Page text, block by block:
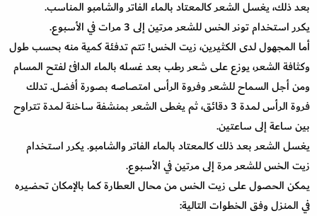
بعد ذلك، يغسل الشعر كالمعتاد بالماء الفاتر والشامبو المناسب.
يكرر استخدام تونر الخس للشعر مرتين إلى 3 مرات في الأسبوع.
أما المجهول لدى الكثيرين، زيت الخس! تتم تدفئة كمية منه بحسب طول
وكثافة الشعر، يوزع على شعر رطب بعد غسله بالماء الدافئ لفتح المسام
ومن أجل السماح للشعر وفروة الرأس امتصاصه بصورة أفضل. تدلك
فروة الرأس لمدة 3 دقائق، ثم يغطى الشعر بمنشفة ساخنة لمدة تتراوح
بين ساعة إلى ساعتين.
يغسل الشعر بعد ذلك كالمعتاد بالماء الفاتر والشامبو. يكرر استخدام
زيت الخس للشعر مرة إلى مرتين في الأسبوع.
يمكن الحصول على زيت الخس من محال العطارة كما بالإمكان تحضيره
في المنزل وفق الخطوات التالية: